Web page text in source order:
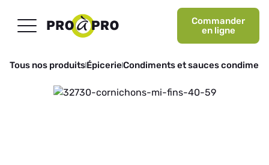
Commander
en ligne
Tous nos produitsÉpicerieCondiments et sauces